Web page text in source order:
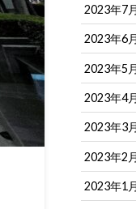
2023年7
2023年6
2023年5
2023年4
2023年3
2023年2
2023年1